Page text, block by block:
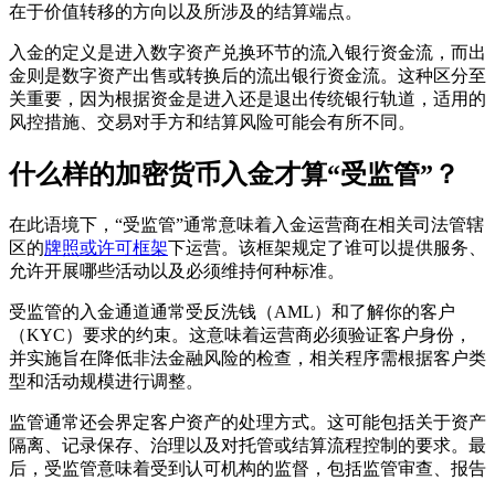
在于价值转移的方向以及所涉及的结算端点。
入金的定义是进入数字资产兑换环节的流入银行资金流，而出
金则是数字资产出售或转换后的流出银行资金流。这种区分至
关重要，因为根据资金是进入还是退出传统银行轨道，适用的
风控措施、交易对手方和结算风险可能会有所不同。
什么样的加密货币入金才算“受监管”？
在此语境下，“受监管”通常意味着入金运营商在相关司法管辖
区的牌照或许可框架下运营。该框架规定了谁可以提供服务、
允许开展哪些活动以及必须维持何种标准。
受监管的入金通道通常受反洗钱（AML）和了解你的客户
（KYC）要求的约束。这意味着运营商必须验证客户身份，
并实施旨在降低非法金融风险的检查，相关程序需根据客户类
型和活动规模进行调整。
监管通常还会界定客户资产的处理方式。这可能包括关于资产
隔离、记录保存、治理以及对托管或结算流程控制的要求。最
后，受监管意味着受到认可机构的监督，包括监管审查、报告